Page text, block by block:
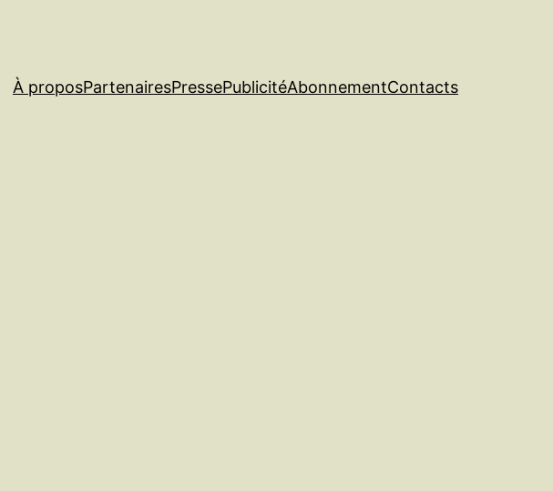
À proposPartenairesPressePublicitéAbonnementContacts